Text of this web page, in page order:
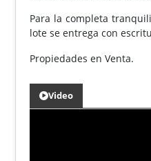
Para la completa
lote se entrega con
Propiedades en Venta.
Video